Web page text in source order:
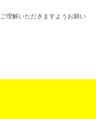
理解いただきますようお願い